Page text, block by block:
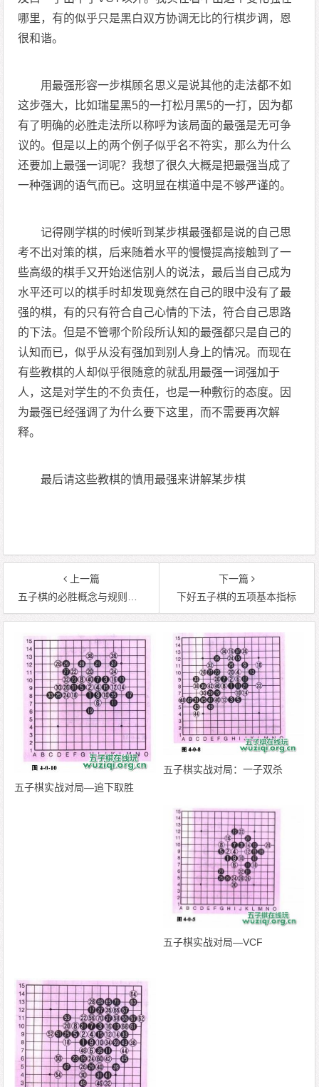
哪里，有的似乎只是黑白双方协调无比的行棋步调，恩
很和谐。
用最强形容一步棋顾名思义是说其他的走法都不如
这步强大，比如瑞星黑5的一打松月黑5的一打，因为都
有了明确的必胜走法所以称呼为该局面的最强是无可争
议的。但是以上的两个例子似乎名不符实，那么为什么
还要加上最强一词呢？我想了很久大概是把最强当成了
一种强调的语气而已。这明显在棋道中是不够严谨的。
记得刚学棋的时候听到某步棋最强都是说的自己思
考不出对策的棋，后来随着水平的慢慢提高接触到了一
些高级的棋手又开始迷信别人的说法，最后当自己成为
水平还可以的棋手时却发现竟然在自己的眼中没有了最
强的棋，有的只有符合自己心情的下法，符合自己思路
的下法。但是不管哪个阶段所认知的最强都只是自己的
认知而已，似乎从没有强加到别人身上的情况。而现在
有些教棋的人却似乎很随意的就乱用最强一词强加于
人，这是对学生的不负责任，也是一种敷衍的态度。因
为最强已经强调了为什么要下这里，而不需要再次解
释。
最后请这些教棋的慎用最强来讲解某步棋
上一篇
五子棋的必胜概念与规则限制
下一篇
下好五子棋的五项基本指标
五子棋实战对局—追下取胜
五子棋实战对局：一子双杀
五子棋实战对局—VCF